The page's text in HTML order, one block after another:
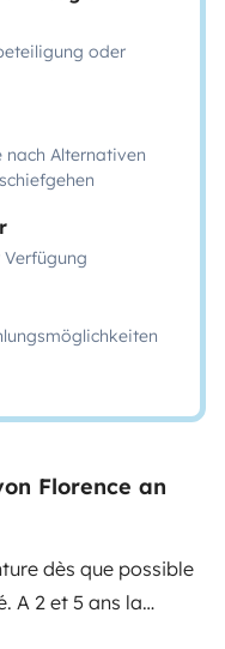
oder
nach Alternativen
Florence an
dès que possible
A 2 et 5 ans la
voyage mais aussi